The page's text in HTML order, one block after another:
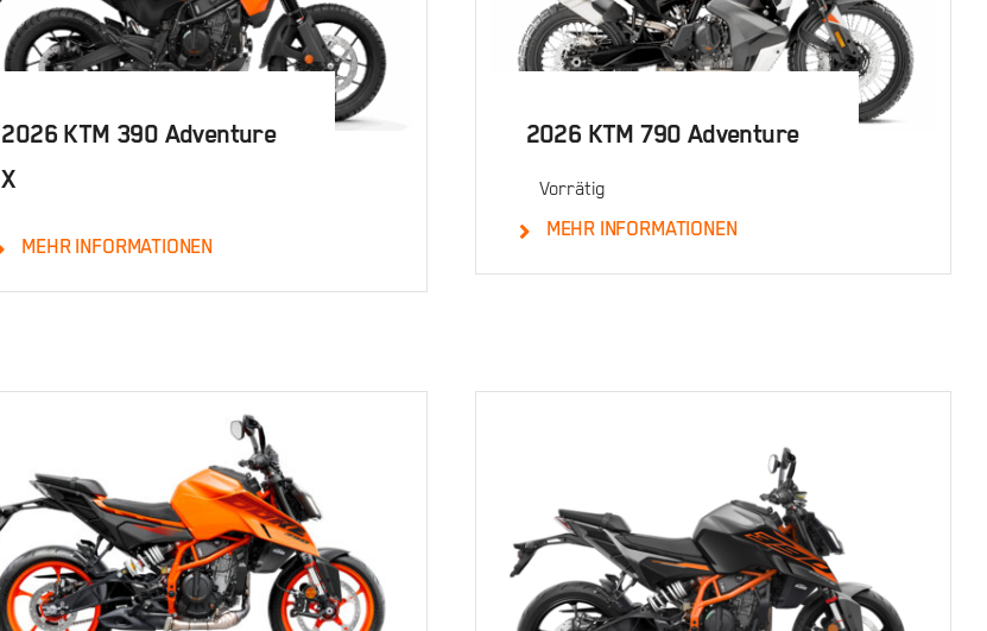
Details
2026 KTM 390 Adventure
X
MEHR INFORMATIONEN
Details
2026 KTM 790 Adventure
Vorrätig
MEHR INFORMATIONEN